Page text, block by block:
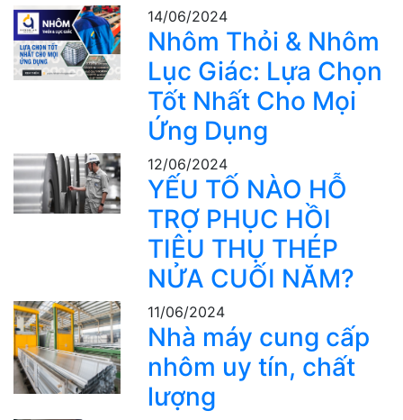
14/06/2024
Nhôm Thỏi & Nhôm
Lục Giác: Lựa Chọn
Tốt Nhất Cho Mọi
Ứng Dụng
12/06/2024
YẾU TỐ NÀO HỖ
TRỢ PHỤC HỒI
TIÊU THỤ THÉP
NỬA CUỐI NĂM?
11/06/2024
Nhà máy cung cấp
nhôm uy tín, chất
lượng